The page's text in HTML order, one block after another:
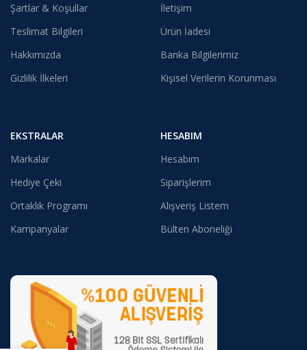
Şartlar & Koşullar
Teslimat Bilgileri
Hakkımızda
Gizlilik İlkeleri
İletişim
Ürün İadesi
Banka Bilgilerimiz
Kişisel Verilerin Korunması
EKSTRALAR
Markalar
Hediye Çeki
Ortaklık Programı
Kampanyalar
HESABIM
Hesabım
Siparişlerim
Alışveriş Listem
Bülten Aboneliği